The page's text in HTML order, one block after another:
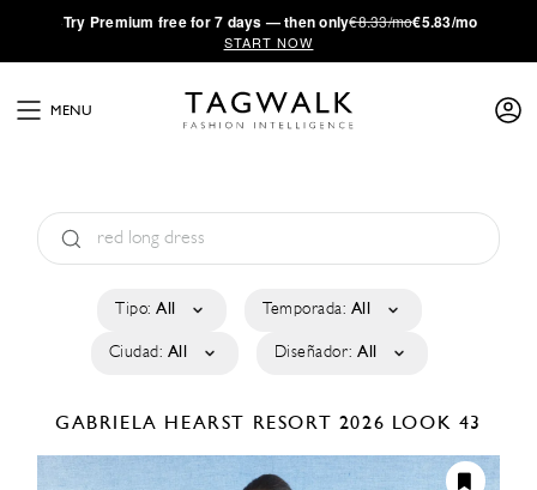
·Try Premium free for 7 days — then only€8.33/mo€5.83/mo
START NOW
MENU
Tipo: All Temporada: All
Ciudad: All Diseñador: All
GABRIELA HEARST RESORT 2026 LOOK 43